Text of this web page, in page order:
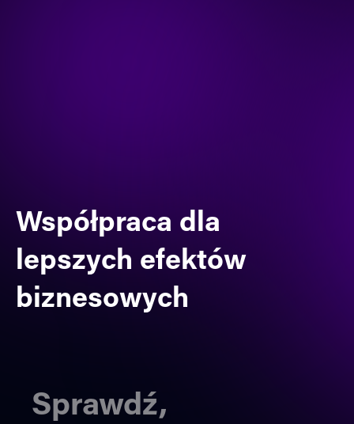
Współpraca dla
lepszych efektów
biznesowych
Sprawdź,